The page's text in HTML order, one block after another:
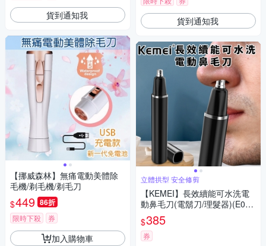
貨到通知我
【挪威森林】無痛電動美體除
毛機/剃毛機/剃毛刀
$449 86折
限時下殺 券
加入購物車
貨到通知我
立體拱型 安全修剪
【KEMEI】長效續能可水洗電
動鼻毛刀(電鬍刀/理髮器)(E039
6)
$385
券